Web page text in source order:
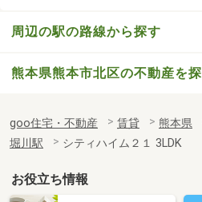
周辺の駅の路線から探す
熊本県熊本市北区の不動産を
goo住宅・不動産 賃貸 熊本県
堀川駅
シティハイム２１ 3LDK
お役立ち情報